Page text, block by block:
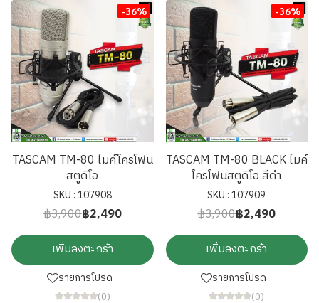
-36%
TASCAM TM-80 ไมค์โครโฟน
สตูดิโอ
SKU : 107908
฿3,900฿2,490
เพิ่มลงตะกร้า
รายการโปรด
(0)
-36%
TASCAM TM-80 BLACK ไมค์
โครโฟนสตูดิโอ สีดำ
SKU : 107909
฿3,900฿2,490
เพิ่มลงตะกร้า
รายการโปรด
(0)